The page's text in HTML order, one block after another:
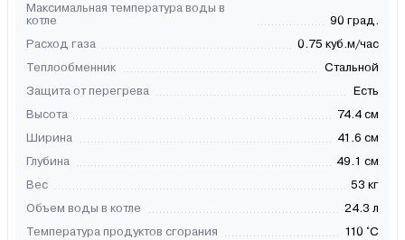
Максимальная температура воды в
котле
90 град.
Расход газа
0.75 куб.м/час
Теплообменник
Стальной
Защита от перегрева
Есть
Высота
74.4 см
Ширина
41.6 см
Глубина
49.1 см
Вес
53 кг
Объем воды в котле
24.3 л
Температура продуктов сгорания
110 °С